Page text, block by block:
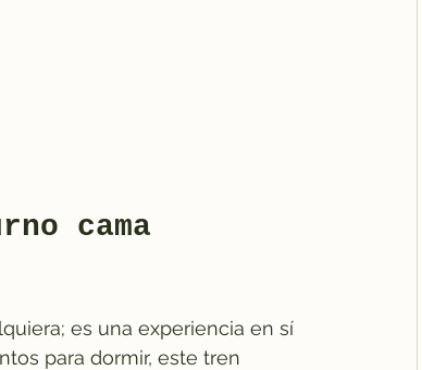
cama
es una experiencia en sí
para dormir, este tren